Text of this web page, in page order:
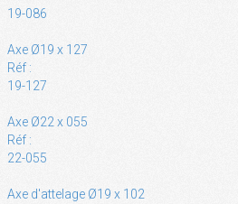
19-086
Axe Ø19 x 127
Réf :
19-127
Axe Ø22 x 055
Réf :
22-055
Axe d'attelage Ø19 x 102